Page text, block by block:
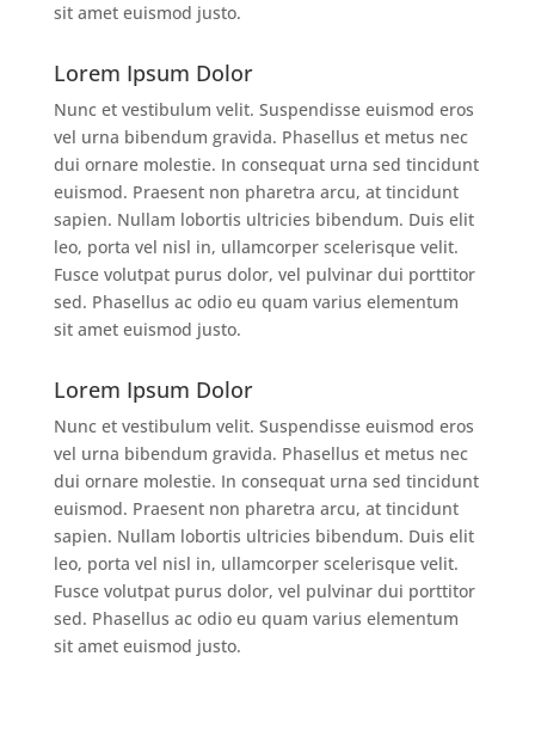
sit amet euismod justo.
Lorem Ipsum Dolor
Nunc et vestibulum velit. Suspendisse euismod eros
vel urna bibendum gravida. Phasellus et metus nec
dui ornare molestie. In consequat urna sed tincidunt
euismod. Praesent non pharetra arcu, at tincidunt
sapien. Nullam lobortis ultricies bibendum. Duis elit
leo, porta vel nisl in, ullamcorper scelerisque velit.
Fusce volutpat purus dolor, vel pulvinar dui porttitor
sed. Phasellus ac odio eu quam varius elementum
sit amet euismod justo.
Lorem Ipsum Dolor
Nunc et vestibulum velit. Suspendisse euismod eros
vel urna bibendum gravida. Phasellus et metus nec
dui ornare molestie. In consequat urna sed tincidunt
euismod. Praesent non pharetra arcu, at tincidunt
sapien. Nullam lobortis ultricies bibendum. Duis elit
leo, porta vel nisl in, ullamcorper scelerisque velit.
Fusce volutpat purus dolor, vel pulvinar dui porttitor
sed. Phasellus ac odio eu quam varius elementum
sit amet euismod justo.